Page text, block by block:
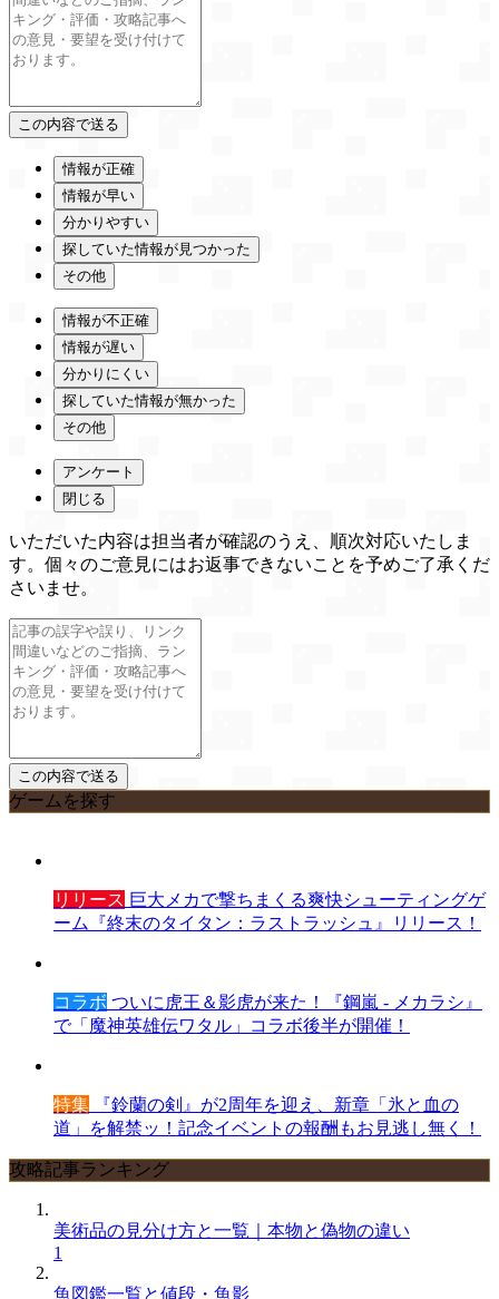
情報が正確
情報が早い
分かりやすい
探していた情報が見つかった
その他
情報が不正確
情報が遅い
分かりにくい
探していた情報が無かった
その他
アンケート
閉じる
いただいた内容は担当者が確認のうえ、順次対応いたしま
す。個々のご意見にはお返事できないことを予めご了承くだ
さいませ。
ゲームを探す
リリース 巨大メカで撃ちまくる爽快シューティングゲ
ーム『終末のタイタン：ラストラッシュ』リリース！
コラボ ついに虎王＆影虎が来た！『鋼嵐 - メカラシ』
で「魔神英雄伝ワタル」コラボ後半が開催！
特集 『鈴蘭の剣』が2周年を迎え、新章「氷と血の
道」を解禁ッ！記念イベントの報酬もお見逃し無く！
攻略記事ランキング
美術品の見分け方と一覧｜本物と偽物の違い
1
魚図鑑一覧と値段・魚影